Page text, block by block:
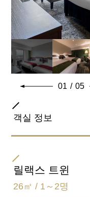
일반적인 객실 설비 ·
01 / 05
객실 정보
트윈
릴랙스 트윈
26㎡ / 1～2명